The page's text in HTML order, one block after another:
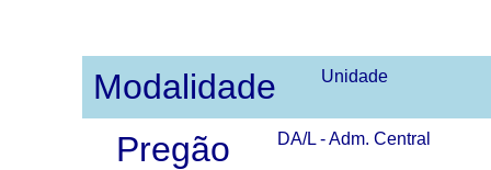
Modalidade Unidade
Pregão DA/L - Adm. Central